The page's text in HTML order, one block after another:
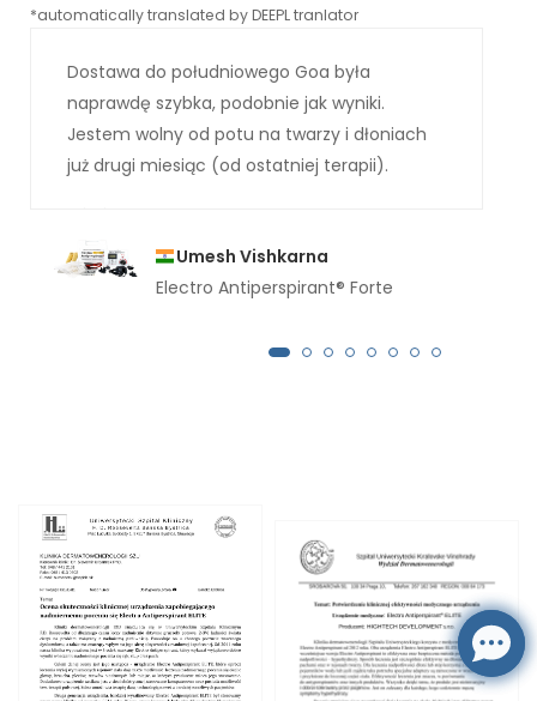
*automatically translated by DEEPL tranlator
Dostawa do południowego Goa była
naprawdę szybka, podobnie jak wyniki.
Jestem wolny od potu na twarzy i dłoniach
już drugi miesiąc (od ostatniej terapii).
Umesh Vishkarna
Electro Antiperspirant® Forte